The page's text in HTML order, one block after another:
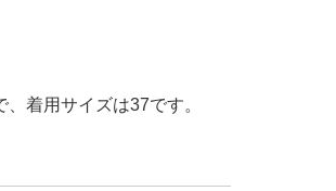
着用サイズは37です。